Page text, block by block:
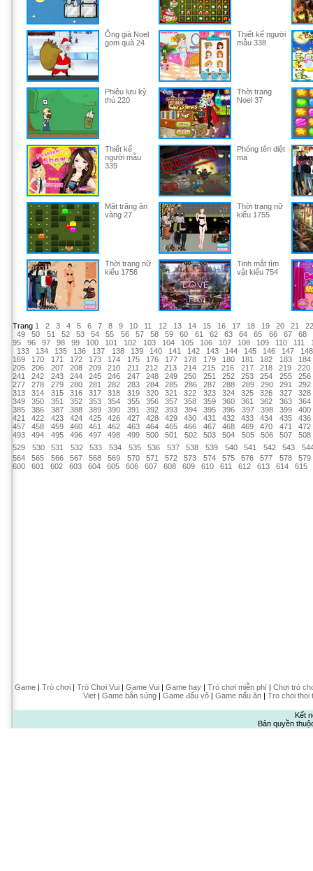
Ông già Noel
gom quà 24
Thiết kế người
mẫu 338
Phiêu lưu kỳ
thú 220
Thời trang
Noel 37
Thiết kế
người mẫu
339
Phóng tên diệt
ma
Mặt trăng ăn
vàng 27
Thời trang nữ
kiểu 1755
Thời trang nữ
kiểu 1756
Tinh mắt tìm
vật kiểu 754
Trang 1 2 3 4 5 6 7 8 9 10 11 12 13 14 15 16 17 18 19 20 21
22
49
50 51 52 53 54 55 56 57 58 59 60 61 62 63 64 65 66 67
68
95
96 97 98 99 100 101 102 103 104 105 106 107 108 109 110 111
133
134 135 136 137 138 139 140 141 142 143 144 145 146 147
148
169
170 171 172 173 174 175 176 177 178 179 180 181 182 183
184
205
206 207 208 209 210 211 212 213 214 215 216 217 218 219
220
241
242 243 244 245 246 247 248 249 250 251 252 253 254 255
256
277
278 279 280 281 282 283 284 285 286 287 288 289 290 291
292
313
314 315 316 317 318 319 320 321 322 323 324 325 326 327
328
349
350 351 352 353 354 355 356 357 358 359 360 361 362 363
364
385
386 387 388 389 390 391 392 393 394 395 396 397 398 399
400
421
422 423 424 425 426 427 428 429 430 431 432 433 434 435
436
457
458 459 460 461 462 463 464 465 466 467 468 469 470 471
472
493
494 495 496 497 498 499 500 501 502 503 504 505 506 507
508
529
530 531 532 533 534 535 536 537 538 539 540 541 542 543
564
565 566 567 568 569 570 571 572 573 574 575 576 577 578
579
600
601 602 603 604 605 606 607 608 609 610 611 612 613 614 615
Game| Trò chơi| Trò Chơi Vui| Game Vui| Game hay| Trò chơi miễn phí| Chơi trò
Viet| Game bắn súng| Game đấu võ| Game nấu ăn| Tro choi thoi
Kết
Bản quyền